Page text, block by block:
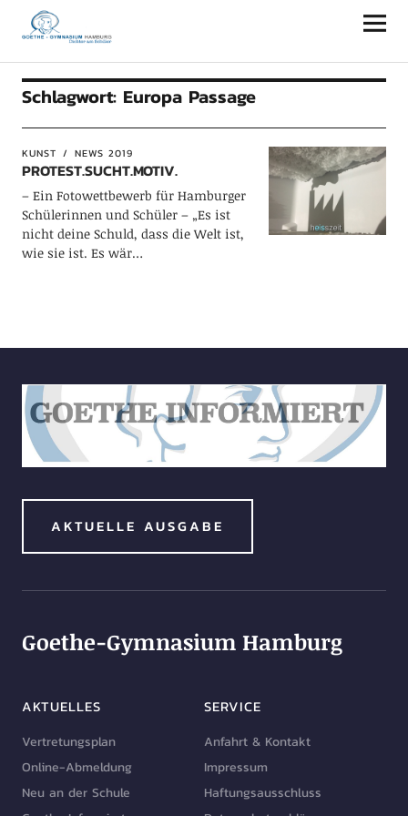
Goethe-Gymnasium Hamburg
Schlagwort: Europa Passage
KUNST NEWS 2019
PROTEST.SUCHT.MOTIV.
– Ein Fotowettbewerb für Hamburger
Schülerinnen und Schüler – „Es ist
nicht deine Schuld, dass die Welt ist,
wie sie ist. Es wär…
AKTUELLE AUSGABE
Goethe-Gymnasium Hamburg
AKTUELLES
Vertretungsplan
Online-Abmeldung
Neu an der Schule
SERVICE
Anfahrt & Kontakt
Impressum
Haftungsausschluss